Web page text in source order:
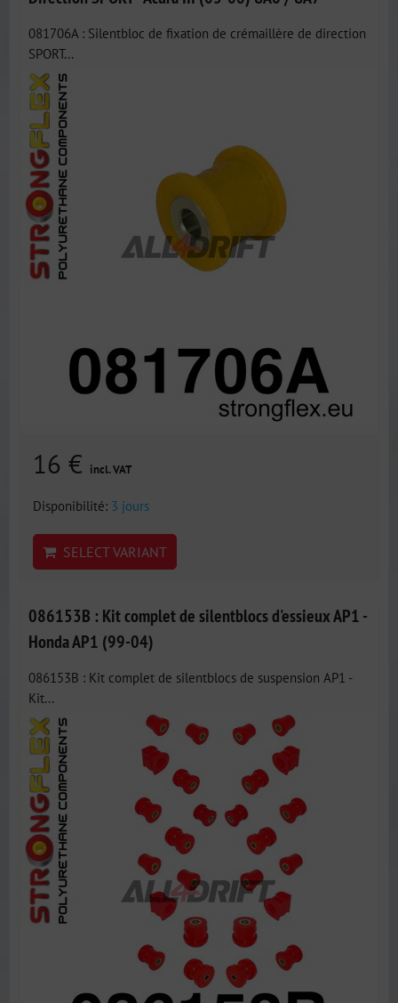
081706A : Silentbloc de fixation de crémaillère de direction
SPORT...
16 € incl. VAT
Disponibilité: 3 jours
SELECT VARIANT
086153B : Kit complet de silentblocs d'essieux AP1 -
Honda AP1 (99-04)
086153B : Kit complet de silentblocs de suspension AP1 -
Kit...